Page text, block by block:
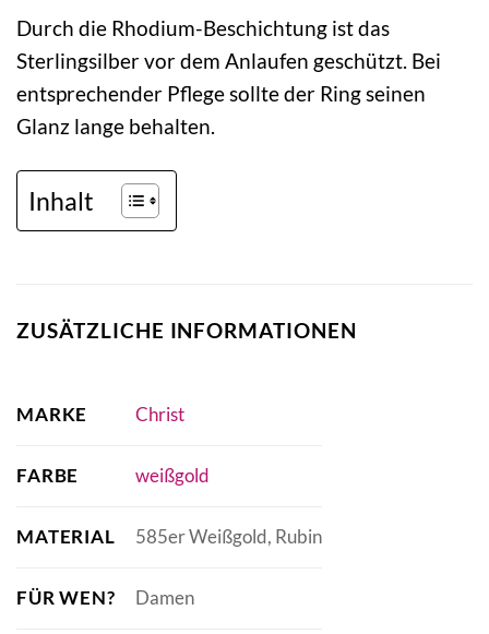
Durch die Rhodium-Beschichtung ist das
Sterlingsilber vor dem Anlaufen geschützt. Bei
entsprechender Pflege sollte der Ring seinen
Glanz lange behalten.
Inhalt
ZUSÄTZLICHE INFORMATIONEN
MARKE Christ
FARBE weißgold
MATERIAL 585er Weißgold, Rubin
FÜR WEN? Damen